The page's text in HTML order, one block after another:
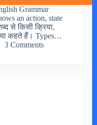
Grammar
an action, state
से किसी क्रिया,
कहते हैं। Types…
3 Comments